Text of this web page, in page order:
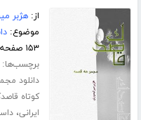
از:هژبر
موضوع:
۱۵۳ صفحه
دانلود
کوتاه
ایرانی،